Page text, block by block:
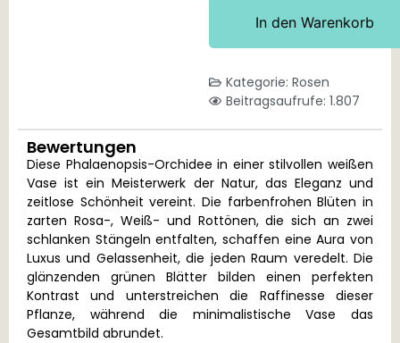
In den Warenkorb
Kategorie: Rosen
Beitragsaufrufe: 1.807
Bewertungen
Diese Phalaenopsis-Orchidee in einer stilvollen weißen
Vase ist ein Meisterwerk der Natur, das Eleganz und
zeitlose Schönheit vereint. Die farbenfrohen Blüten in
zarten Rosa-, Weiß- und Rottönen, die sich an zwei
schlanken Stängeln entfalten, schaffen eine Aura von
Luxus und Gelassenheit, die jeden Raum veredelt. Die
glänzenden grünen Blätter bilden einen perfekten
Kontrast und unterstreichen die Raffinesse dieser
Pflanze, während die minimalistische Vase das
Gesamtbild abrundet.